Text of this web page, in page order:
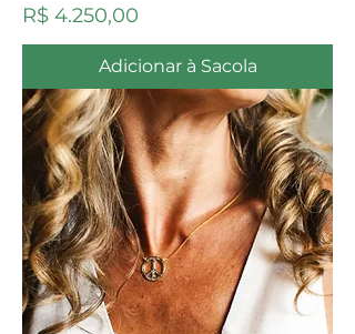
Preço
R$ 4.250,00
Adicionar à Sacola